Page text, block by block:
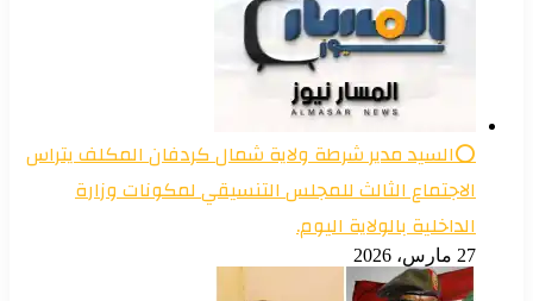
⭕السيد مدير شرطة ولاية شمال كردفان المكلف يتراس
الاجتماع الثالث للمجلس التنسيقي لمكونات وزارة
الداخلية بالولاية اليوم.
27 مارس، 2026